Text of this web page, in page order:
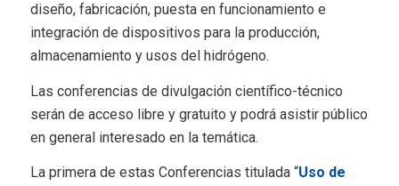
diseño, fabricación, puesta en funcionamiento e
integración de dispositivos para la producción,
almacenamiento y usos del hidrógeno.
Las conferencias de divulgación científico-técnico
serán de acceso libre y gratuito y podrá asistir público
en general interesado en la temática.
La primera de estas Conferencias titulada “Uso de